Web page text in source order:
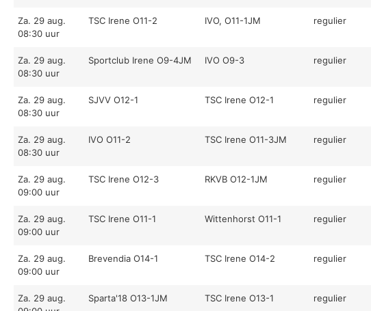
Za. 29 aug.
08:30 uur
TSC Irene O11-2 IVO, O11-1JM regulier
Za. 29 aug.
08:30 uur
Sportclub Irene O9-4JM IVO O9-3 regulier
Za. 29 aug.
08:30 uur
SJVV O12-1 TSC Irene O12-1 regulier
Za. 29 aug.
08:30 uur
IVO O11-2 TSC Irene O11-3JM regulier
Za. 29 aug.
09:00 uur
TSC Irene O12-3 RKVB O12-1JM regulier
Za. 29 aug.
09:00 uur
TSC Irene O11-1 Wittenhorst O11-1 regulier
Za. 29 aug.
09:00 uur
Brevendia O14-1 TSC Irene O14-2 regulier
Za. 29 aug.
Sparta'18 O13-1JM TSC Irene O13-1 regulier